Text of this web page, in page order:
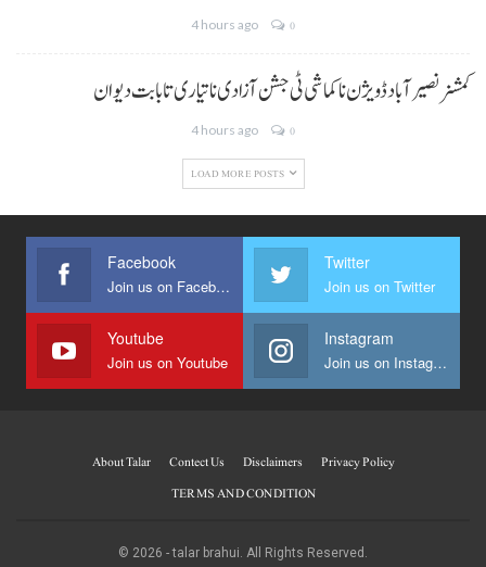
4 hours ago 0
کمشنر نصیر آباد ڈویژن نا کماشی ٹی جشن آزادی نا تیاری تا بابت دیوان
4 hours ago 0
LOAD MORE POSTS
Facebook
Join us on Facebook
Twitter
Join us on Twitter
Youtube
Join us on Youtube
Instagram
Join us on Instagram
About Talar Contect Us Disclaimers
Privacy Policy
TERMS AND CONDITION
© 2026 - talar brahui. All Rights Reserved.